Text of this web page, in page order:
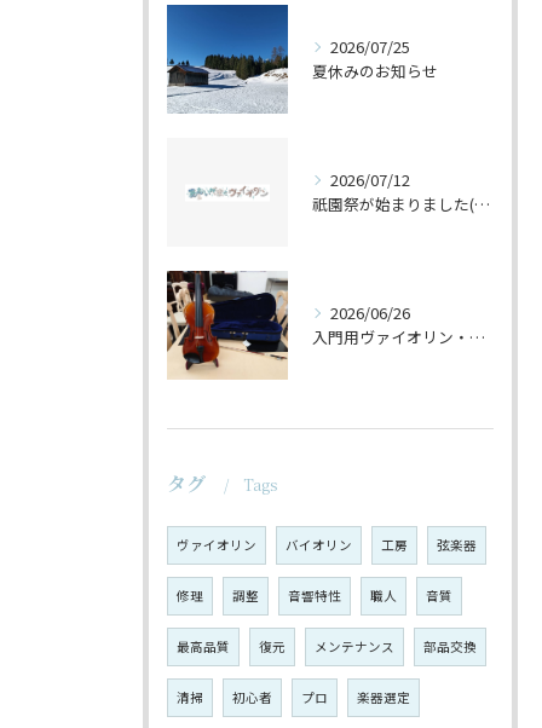
2026/07/25
夏休みのお知らせ
2026/07/12
祇園祭が始まりました(^^♪
2026/06/26
入門用ヴァイオリン・セットの仕上げ♪
タグ Tags
ヴァイオリン バイオリン 工房 弦楽器
修理 調整 音響特性 職人 音質
最高品質 復元 メンテナンス 部品交換
清掃 初心者 プロ 楽器選定